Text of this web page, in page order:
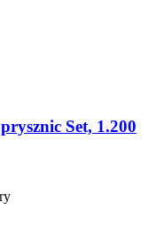
Set, 1.200